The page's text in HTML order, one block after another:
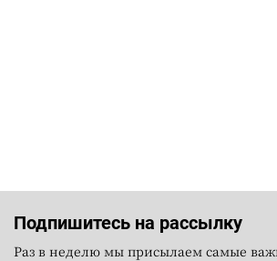
Подпишитесь на рассылку
Раз в неделю мы присылаем самые